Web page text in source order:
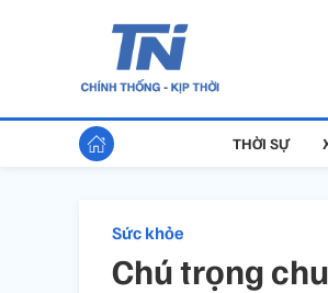
THỜI SỰ
Sức khỏe
Chú trọng